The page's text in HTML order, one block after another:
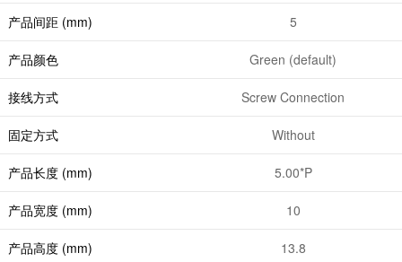
产品间距 (mm) 5
产品颜色 Green (default)
接线方式 Screw Connection
固定方式 Without
产品长度 (mm) 5.00*P
产品宽度 (mm) 10
产品高度 (mm) 13.8